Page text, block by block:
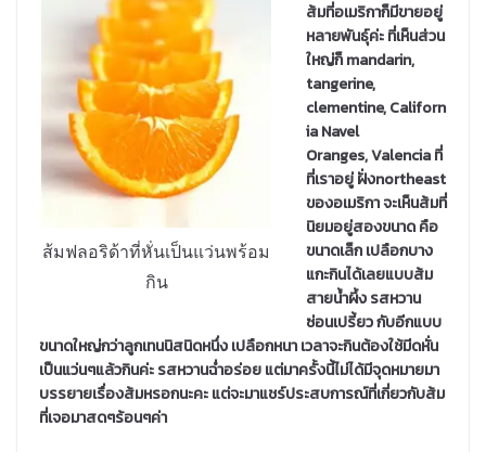
ส้มฟลอริด้าที่หั่นเป็นแว่นพร้อม
กิน
ส้มที่อเมริกาก็มีขายอยู่
หลายพันธุ์ค่ะ ที่เห็นส่วน
ใหญ่ก็ mandarin,
tangerine,
clementine, Californ
ia Navel
Oranges, Valencia ที่
ที่เราอยู่ ฝั่งnortheast
ของอเมริกา จะเห็นส้มที่
นิยมอยู่สองขนาด คือ
ขนาดเล็ก เปลือกบาง
แกะกินได้เลยแบบส้ม
สายน้ำผึ้ง รสหวาน
ซ่อนเปรี้ยว กับอีกแบบ
ขนาดใหญ่กว่าลูกเทนนิสนิดหนึ่ง เปลือกหนา เวลาจะกินต้องใช้มีดหั่น
เป็นแว่นๆแล้วกินค่ะ รสหวานฉ่ำอร่อย แต่มาครั้งนี้ไม่ได้มีจุดหมายมา
บรรยายเรื่องส้มหรอกนะคะ แต่จะมาแชร์ประสบการณ์ที่เกี่ยวกับส้ม
ที่เจอมาสดๆร้อนๆค่า